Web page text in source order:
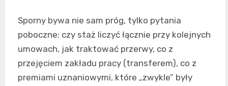
Sporny bywa nie sam próg, tylko pytania
poboczne: czy staż liczyć łącznie przy kolejnych
umowach, jak traktować przerwy, co z
przejęciem zakładu pracy (transferem), co z
premiami uznaniowymi, które „zwykle” były